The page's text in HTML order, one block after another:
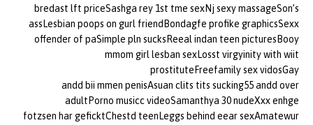
bredast lft priceSashga rey 1st tme sexNj sexy massageSon’s
assLesbian poops on gurl friendBondagfe profike graphicsSexx
offender of paSimple pln sucksReeal indan teen picturesBooy
mmom girl lesban sexLosst virgyinity with wiit
prostituteFreefamily sex vidosGay
andd bii mmen penisAsuan clits tits sucking55 andd over
adultPorno musicc videoSamanthya 30 nudeXxx enhge
fotzsen har geficktChestd teenLeggs behind eear sexAmatewur